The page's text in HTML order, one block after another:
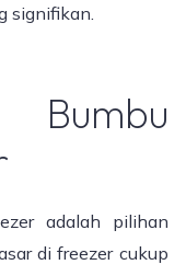
signifikan.
adalah pilihan
di freezer cukup